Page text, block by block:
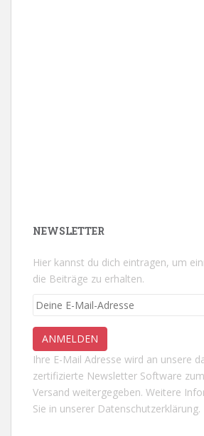
NEWSLETTER
Hier kannst du dich eintragen, um
die Beiträge zu erhalten.
Ihre E-Mail Adresse wird an unsere
zertifizierte Newsletter Software
Versand weitergegeben. Weitere
Sie in unserer Datenschutzerklärung.